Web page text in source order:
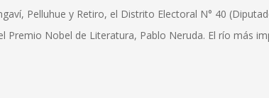
Pelluhue y Retiro, el Distrito Electoral N° 40
Nobel de Literatura, Pablo Neruda. El río más